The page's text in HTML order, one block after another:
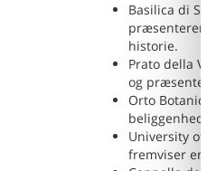
Basilica di
præsenterer
historie.
Prato della
og
Orto
University
fremviser